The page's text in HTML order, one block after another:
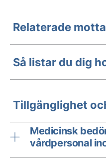
Relaterade
Så listar du dig
Tillgänglighet
Medicinsk
vårdpersonal